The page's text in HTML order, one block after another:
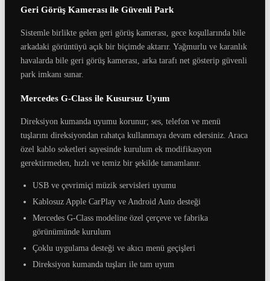
Geri Görüş Kamerası ile Güvenli Park
Sistemle birlikte gelen geri görüş kamerası, gece koşullarında bile
arkadaki görüntüyü açık bir biçimde aktarır. Yağmurlu ve karanlık
havalarda bile geri görüş kamerası, arka tarafı net gösterip güvenli
park imkanı sunar.
Mercedes G-Class ile Kusursuz Uyum
Direksiyon kumanda uyumu korunur; ses, telefon ve menü
tuşlarını direksiyondan rahatça kullanmaya devam edersiniz. Araca
özel kablo soketleri sayesinde kurulum ek modifikasyon
gerektirmeden, hızlı ve temiz bir şekilde tamamlanır.
USB ve çevrimiçi müzik servisleri uyumu
Kablosuz Apple CarPlay ve Android Auto desteği
Mercedes G-Class modeline özel çerçeve ve fabrika
görünümünde kurulum
Çoklu uygulama desteği ve akıcı menü geçişleri
Direksiyon kumanda tuşları ile tam uyum